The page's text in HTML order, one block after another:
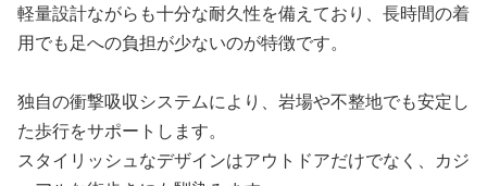
軽量設計ながらも十分な耐久性を備えており、長時間の着
用でも足への負担が少ないのが特徴です。
独自の衝撃吸収システムにより、岩場や不整地でも安定し
た歩行をサポートします。
スタイリッシュなデザインはアウトドアだけでなく、カジ